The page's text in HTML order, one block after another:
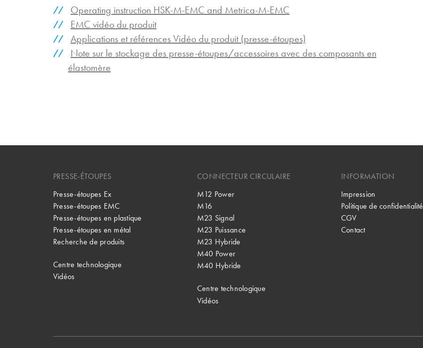
Operating instruction HSK-M-EMC and Metrica-M-EMC
EMC vidéo du produit
Applications et références Vidéo du produit (presse-étoupes)
Note sur le stockage des presse-étoupes/accessoires avec des composants en
élastomère
PRESSE-ÉTOUPES
Presse-étoupes Ex
Presse-étoupes EMC
Presse-étoupes en plastique
Presse-étoupes en métal
Recherche de produits
Centre technologique
Vidéos
CONNECTEUR CIRCULAIRE
M12 Power
M16
M23 Signal
M23 Puissance
M23 Hybride
M40 Power
M40 Hybride
Centre technologique
Vidéos
INFORMATION
Impression
Politique de confidentialité
CGV
Contact